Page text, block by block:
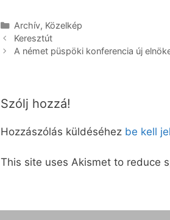
Kategória
Archív, Közelkép
Keresztút
A német püspöki konferencia új
Szólj hozzá!
Hozzászólás küldéséhez be kell
This site uses Akismet to reduce